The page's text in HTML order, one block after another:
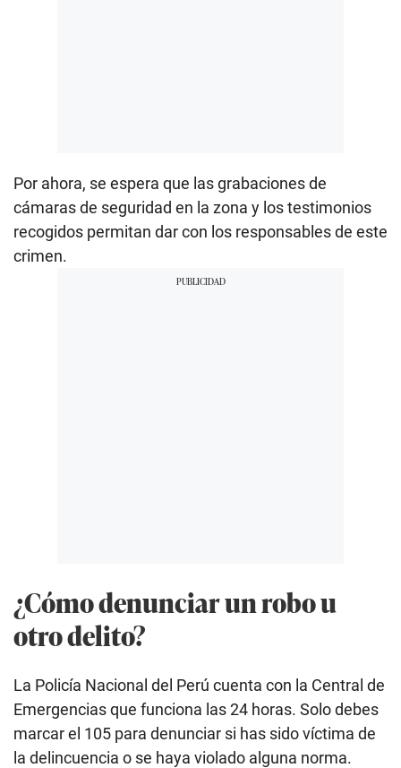
Por ahora, se espera que las grabaciones de
cámaras de seguridad en la zona y los testimonios
recogidos permitan dar con los responsables de este
crimen.
¿Cómo denunciar un robo u
otro delito?
La Policía Nacional del Perú cuenta con la Central de
Emergencias que funciona las 24 horas. Solo debes
marcar el 105 para denunciar si has sido víctima de
la delincuencia o se haya violado alguna norma.